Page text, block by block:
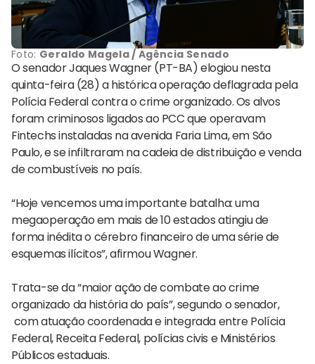
Foto: Geraldo Magela / Agência Senado
O senador Jaques Wagner (PT-BA) elogiou nesta
quinta-feira (28) a histórica operação deflagrada pela
Polícia Federal contra o crime organizado. Os alvos
foram criminosos ligados ao PCC que operavam
Fintechs instaladas na avenida Faria Lima, em São
Paulo, e se infiltraram na cadeia de distribuição e venda
de combustíveis no país.
“Hoje vencemos uma importante batalha: uma
megaoperação em mais de 10 estados atingiu de
forma inédita o cérebro financeiro de uma série de
esquemas ilícitos”, afirmou Wagner.
Trata-se da “maior ação de combate ao crime
organizado da história do país”, segundo o senador,
com atuação coordenada e integrada entre Polícia
Federal, Receita Federal, polícias civis e Ministérios
Públicos estaduais.